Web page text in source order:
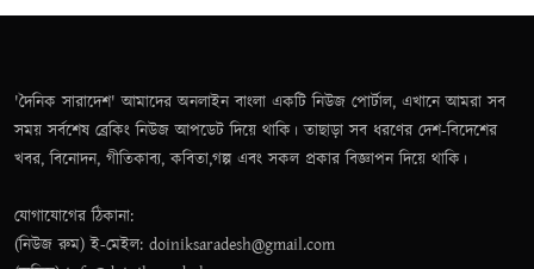
'দৈনিক সারাদেশ' আমাদের অনলাইন বাংলা একটি নিউজ পোর্টাল, এখানে আমরা সব
সময় সর্বশেষ ব্রেকিং নিউজ আপডেট দিয়ে থাকি। তাছাড়া সব ধরণের দেশ-বিদেশের
খবর, বিনোদন, গীতিকাব্য, কবিতা,গল্প এবং সকল প্রকার বিজ্ঞাপন দিয়ে থাকি।
যোগাযোগের ঠিকানা:
(নিউজ রুম) ই-মেইল: doiniksaradesh@gmail.com